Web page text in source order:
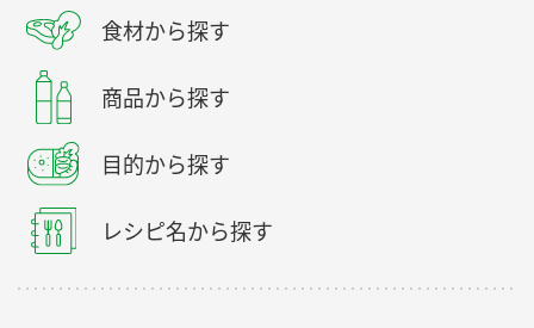
食材から探す
商品から探す
目的から探す
レシピ名から探す